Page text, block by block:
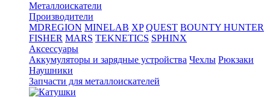
Металлоискатели
Производители
MDREGION MINELAB XP QUEST BOUNTY HUNTER
FISHER MARS TEKNETICS SPHINX
Аксессуары
Аккумуляторы и зарядные устройства Чехлы Рюкзаки
Наушники
Запчасти для металлоискателей